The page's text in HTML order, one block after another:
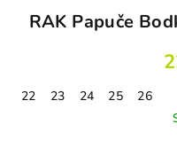
RAK Papuče
22 23 24 25
26